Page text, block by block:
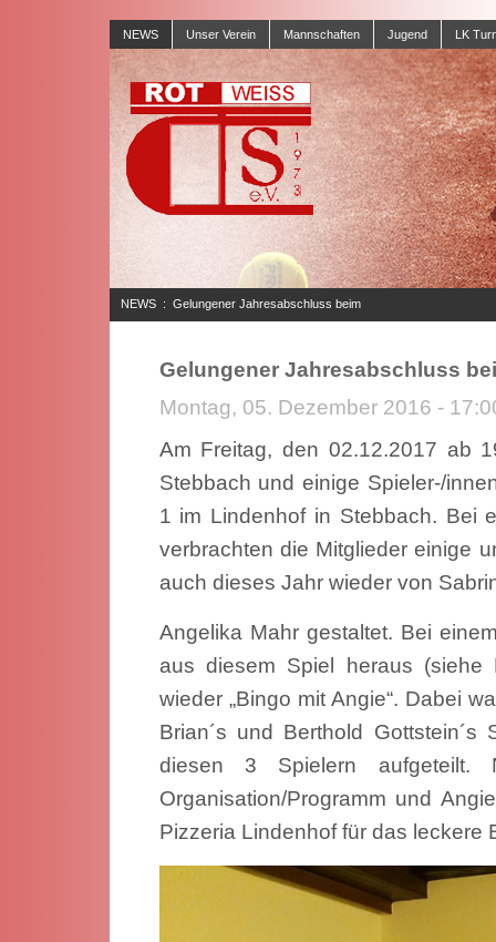
NEWS Unser Verein Mannschaften Jugend LK
NEWS : Gelungener Jahresabschluss beim
Gelungener Jahresabschluss
Montag, 05. Dezember 2016 -
Am Freitag, den 02.12.2017 ab
Stebbach und einige Spieler-/
1 im Lindenhof in Stebbach. Bei
verbrachten die Mitglieder einige
auch dieses Jahr wieder von
Angelika Mahr gestaltet. Bei
aus diesem Spiel heraus
wieder „Bingo mit Angie“. Dabei
Brian´s und Berthold
diesen 3 Spielern aufgeteilt.
Organisation/Programm und
Pizzeria Lindenhof für das leckere